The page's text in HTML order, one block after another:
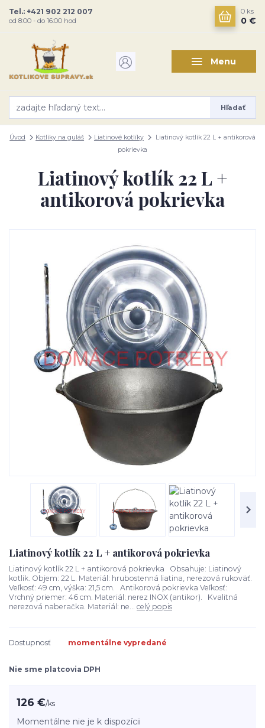
Menu
Hľadať
Tel.: +421 902 212 007
od 8:00 - do 16:00 hod
0 ks
0 €
Úvod Kotlíky na guláš Liatinové kotlíky
Liatinový kotlík 22 L + antikorová
pokrievka
Liatinový kotlík 22 L +
antikorová pokrievka
Liatinový kotlík 22 L + antikorová pokrievka
Liatinový kotlík 22 L + antikorová pokrievka Obsahuje: Liatinový
kotlik. Objem: 22 L. Materiál: hrubostenná liatina, nerezová rukoväť.
Veľkosť: 49 cm, výška: 21,5 cm. Antikorová pokrievka Veľkosť:
Vrchný priemer: 46 cm. Materiál: nerez INOX (antikor). Kvalitná
nerezová naberačka. Materiál: ne... celý popis
Dostupnosť momentálne vypredané
Nie sme platcovia DPH
126 €/ks
Momentálne nie je k dispozícii